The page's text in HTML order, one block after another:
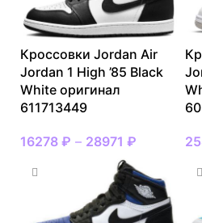
Кроссовки Jordan Air
Jordan 1 High ’85 Black
White оригинал
611713449
16278 ₽ – 28971 ₽